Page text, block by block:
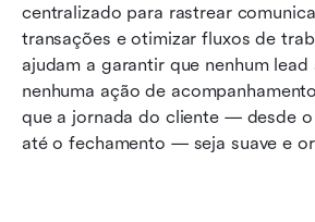
centralizado para rastrear
transações e otimizar fluxos de
ajudam a garantir que nenhum lead
nenhuma ação de
que a jornada do cliente — desde o
até o fechamento — seja suave e